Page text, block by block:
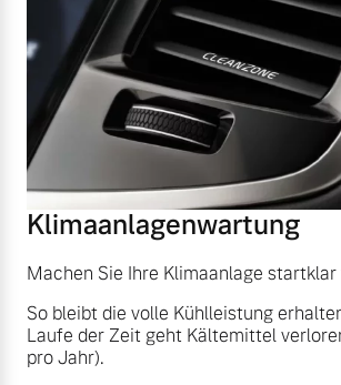
Mehr erfahren
Versicherung
Klimaanlagenwartung
Machen Sie Ihre Klimaanlage
So bleibt die volle Kühlleistung
Laufe der Zeit geht Kältemittel
pro Jahr).